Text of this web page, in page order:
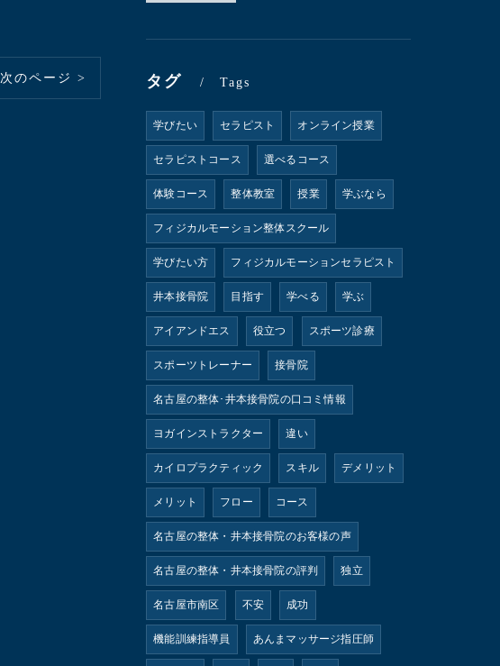
次のページ > タグ Tags
学びたい セラピスト オンライン授業
セラピストコース 選べるコース
体験コース 整体教室 授業 学ぶなら
フィジカルモーション整体スクール
学びたい方 フィジカルモーションセラピスト
井本接骨院 目指す 学べる 学ぶ
アイアンドエス 役立つ スポーツ診療
スポーツトレーナー 接骨院
名古屋の整体･井本接骨院の口コミ情報
ヨガインストラクター 違い
カイロプラクティック スキル デメリット
メリット フロー コース
名古屋の整体・井本接骨院のお客様の声
名古屋の整体・井本接骨院の評判 独立
名古屋市南区 不安 成功
機能訓練指導員 あんまマッサージ指圧師